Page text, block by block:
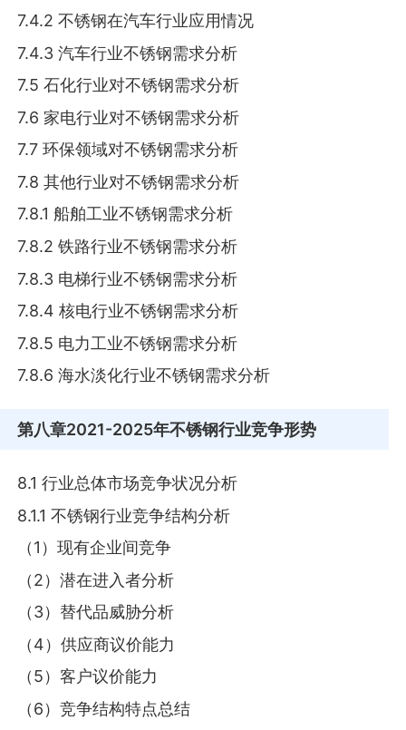
7.4.2 不锈钢在汽车行业应用情况
7.4.3 汽车行业不锈钢需求分析
7.5 石化行业对不锈钢需求分析
7.6 家电行业对不锈钢需求分析
7.7 环保领域对不锈钢需求分析
7.8 其他行业对不锈钢需求分析
7.8.1 船舶工业不锈钢需求分析
7.8.2 铁路行业不锈钢需求分析
7.8.3 电梯行业不锈钢需求分析
7.8.4 核电行业不锈钢需求分析
7.8.5 电力工业不锈钢需求分析
7.8.6 海水淡化行业不锈钢需求分析
第八章2021-2025年不锈钢行业竞争形势
8.1 行业总体市场竞争状况分析
8.1.1 不锈钢行业竞争结构分析
（1）现有企业间竞争
（2）潜在进入者分析
（3）替代品威胁分析
（4）供应商议价能力
（5）客户议价能力
（6）竞争结构特点总结